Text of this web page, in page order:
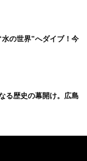
の世界”へダイブ！今
る歴史の幕開け。広島